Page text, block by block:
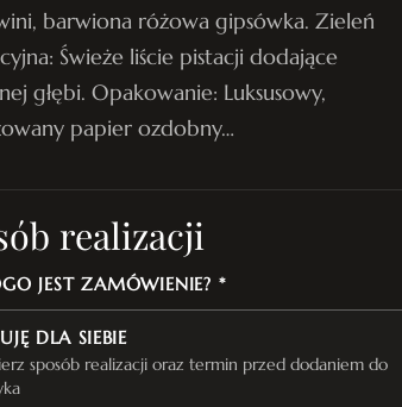
barwiona różowa gipsówka. Zieleń
Świeże liście pistacji dodające
głębi. Opakowanie: Luksusowy,
papier ozdobny…
realizacji
JEST ZAMÓWIENIE? *
DLA SIEBIE
sposób realizacji oraz termin przed dodaniem do